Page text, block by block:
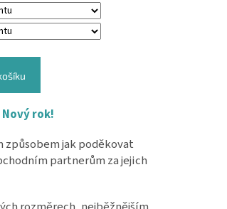
rok!
způsobem jak poděkovat
partnerům za jejich